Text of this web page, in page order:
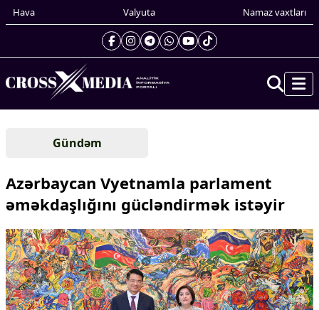
Hava Valyuta Namaz vaxtları
Gündəm
Xarici xəbərlər
Cənubi Qafqaz
Yaxın Şərq
Avropa
Amerika
Asiya
Afrika
Gündəm
Azərbaycan Vyetnamla parlament
əməkdaşlığını gücləndirmək istəyir